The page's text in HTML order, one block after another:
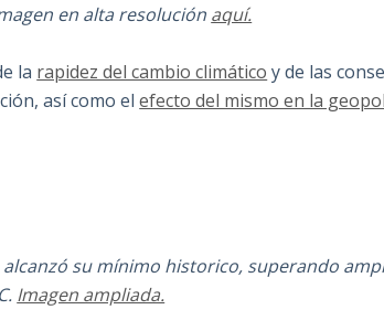
en alta resolución aquí.
la rapidez del cambio climático y de las
así como elefecto del mismo en la
alcanzó su mínimo historico, superando
Imagen ampliada.